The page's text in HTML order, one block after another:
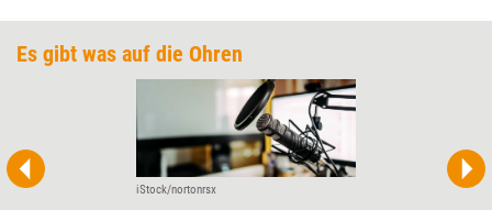
Es gibt was auf die Ohren
iStock/nortonrsx